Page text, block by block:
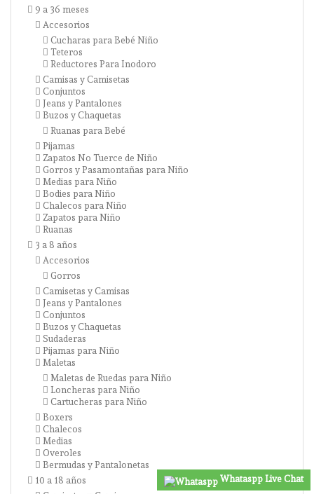
9 a 36 meses
Accesorios
Cucharas para Bebé Niño
Teteros
Reductores Para Inodoro
Camisas y Camisetas
Conjuntos
Jeans y Pantalones
Buzos y Chaquetas
Ruanas para Bebé
Pijamas
Zapatos No Tuerce de Niño
Gorros y Pasamontañas para Niño
Medias para Niño
Bodies para Niño
Chalecos para Niño
Zapatos para Niño
Ruanas
3 a 8 años
Accesorios
Gorros
Camisetas y Camisas
Jeans y Pantalones
Conjuntos
Buzos y Chaquetas
Sudaderas
Pijamas para Niño
Maletas
Maletas de Ruedas para Niño
Loncheras para Niño
Cartucheras para Niño
Boxers
Chalecos
Medias
Overoles
Bermudas y Pantalonetas
10 a 18 años
Whataspp Live Chat